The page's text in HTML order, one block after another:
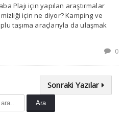
Plajı için yapılan araştırmalar
için ne diyor? Kamping ve
taşıma araçlarıyla da ulaşmak
0
Sonraki Yazılar